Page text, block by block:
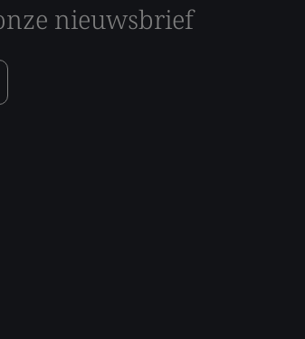
nieuwsbrief